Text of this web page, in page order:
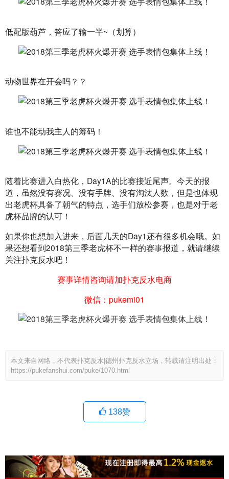
低配版葫芦，答应了输一半~（划算）
动物世界在开会吗？？
谁也不能动我主人的筹码！
随着比赛进入白热化，Day1A的比赛接近尾声。今天的报
道，虽然没有赛况、没有手牌、没有淘汰人数，但是也体现
出老虎杯具备了朝气的特点，选手们放松参赛，也是对于老
虎杯品牌的认可！
如果你也想加入进来，后面几天的Day1还有很多机会哦。如
果还想看到2018第三季老虎杯不一样的赛事报道，就请继续
关注扑克反水吧！
赛事详情咨询请加扑克反水电商
微信：pukemi01
本文来自网络，不代表扑克反水|德州扑克反水立场，转载请注明出处：
https://pukefanshui.com/puke/1070.html
138赞